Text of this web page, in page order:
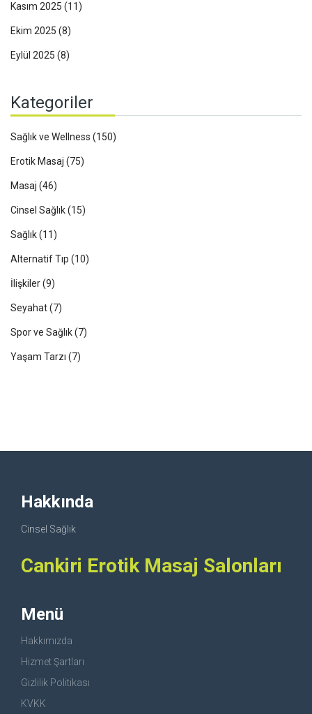
Kasım 2025 (11)
Ekim 2025 (8)
Eylül 2025 (8)
Kategoriler
Sağlık ve Wellness (150)
Erotik Masaj (75)
Masaj (46)
Cinsel Sağlık(15)
Sağlık(11)
Alternatif Tıp (10)
İlişkiler(9)
Seyahat(7)
Spor ve Sağlık(7)
Yaşam Tarzı (7)
Hakkında
Cinsel Sağlık
Cankiri Erotik Masaj Salonları
Menü
Hakkımızda
Hizmet Şartları
Gizlilik Politikası
KVKK